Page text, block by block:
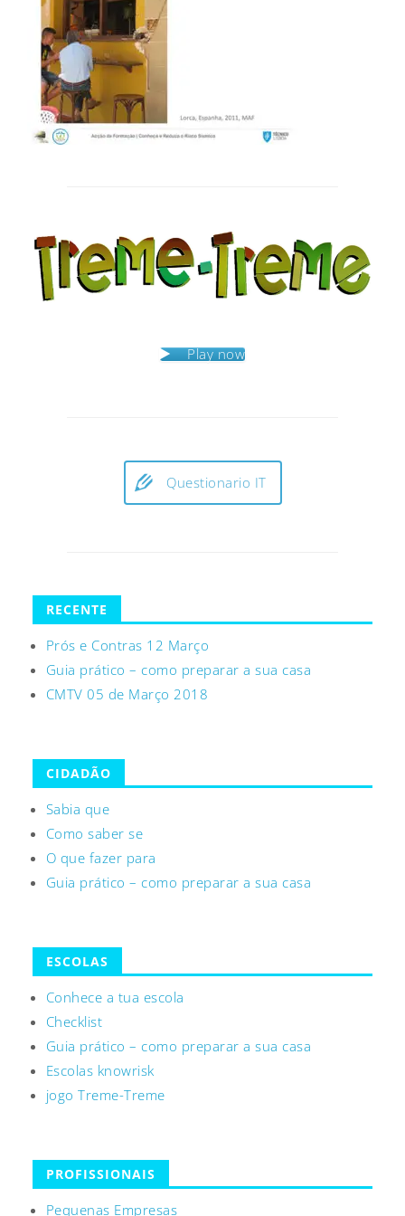
Play now
Questionario IT
RECENTE
Prós e Contras 12 Março
Guia prático – como preparar a sua casa
CMTV 05 de Março 2018
CIDADÃO
Sabia que
Como saber se
O que fazer para
Guia prático – como preparar a sua casa
ESCOLAS
Conhece a tua escola
Checklist
Guia prático – como preparar a sua casa
Escolas knowrisk
jogo Treme-Treme
PROFISSIONAIS
Pequenas Empresas